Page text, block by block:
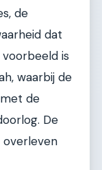
de
dat
is
waarbij de
de
De
overleven